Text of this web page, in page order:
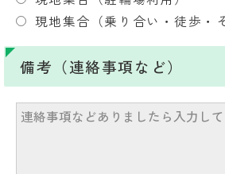
現地集合（乗り合い・徒歩・
備考（連絡事項など）